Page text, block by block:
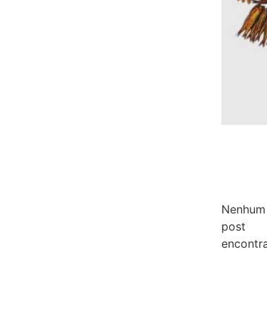
Nenhum
post